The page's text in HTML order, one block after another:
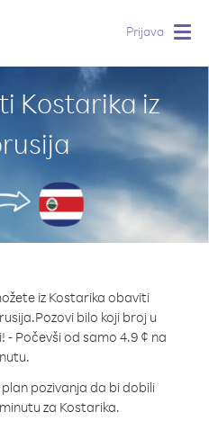
Prijava
Kostarika iz
iz Kostarika obaviti
Pozovi bilo koji broj u
- Počevši od samo 4.9 ¢ na
pozivanja da bi dobili
za Kostarika.